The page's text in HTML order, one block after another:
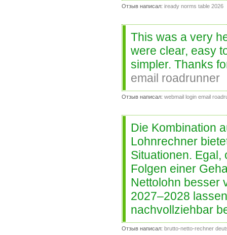
Отзыв написал: iready norms table 2026
This was a very
were clear, easy
simpler. Thanks
email roadrunner
Отзыв написал: webmail login email
Die Kombination
Lohnrechner
Situationen. Egal,
Folgen einer
Nettolohn besser
2027–2028
nachvollziehbar
Отзыв написал: brutto-netto-rechner